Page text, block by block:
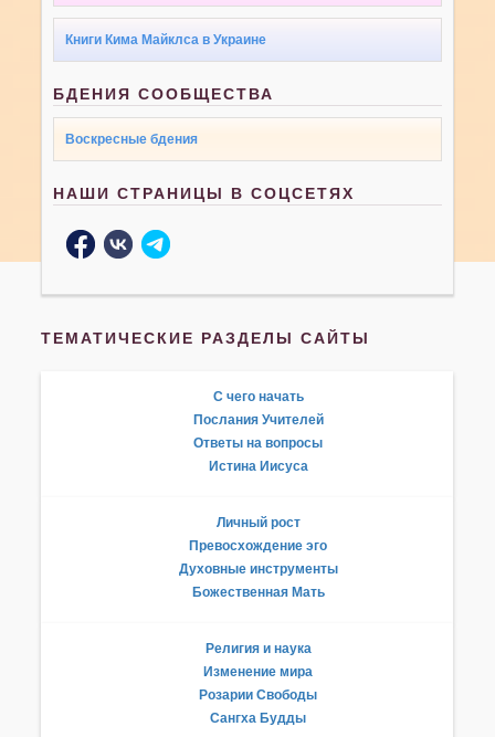
Книги Кима Майклса в Украине
БДЕНИЯ СООБЩЕСТВА
Воскресные бдения
НАШИ СТРАНИЦЫ В СОЦСЕТЯХ
ТЕМАТИЧЕСКИЕ РАЗДЕЛЫ САЙТЫ
С чего начать
Послания Учителей
Ответы на вопросы
Истина Иисуса
Личный рост
Превосхождение эго
Духовные инструменты
Божественная Мать
Религия и наука
Изменение мира
Розарии Свободы
Сангха Будды